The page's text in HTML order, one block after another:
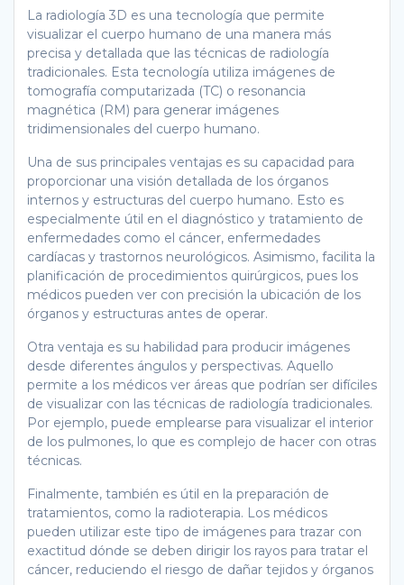
La radiología 3D es una tecnología que permite
visualizar el cuerpo humano de una manera más
precisa y detallada que las técnicas de radiología
tradicionales. Esta tecnología utiliza imágenes de
tomografía computarizada (TC) o resonancia
magnética (RM) para generar imágenes
tridimensionales del cuerpo humano.
Una de sus principales ventajas es su capacidad para
proporcionar una visión detallada de los órganos
internos y estructuras del cuerpo humano. Esto es
especialmente útil en el diagnóstico y tratamiento de
enfermedades como el cáncer, enfermedades
cardíacas y trastornos neurológicos. Asimismo, facilita la
planificación de procedimientos quirúrgicos, pues los
médicos pueden ver con precisión la ubicación de los
órganos y estructuras antes de operar.
Otra ventaja es su habilidad para producir imágenes
desde diferentes ángulos y perspectivas. Aquello
permite a los médicos ver áreas que podrían ser difíciles
de visualizar con las técnicas de radiología tradicionales.
Por ejemplo, puede emplearse para visualizar el interior
de los pulmones, lo que es complejo de hacer con otras
técnicas.
Finalmente, también es útil en la preparación de
tratamientos, como la radioterapia. Los médicos
pueden utilizar este tipo de imágenes para trazar con
exactitud dónde se deben dirigir los rayos para tratar el
cáncer, reduciendo el riesgo de dañar tejidos y órganos